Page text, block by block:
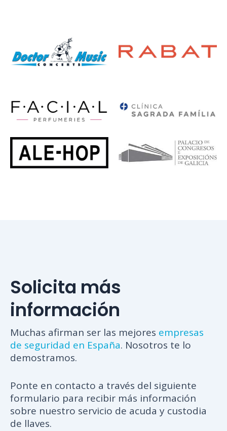
Solicita más
información
Muchas afirman ser las mejores empresas
de seguridad en España. Nosotros te lo
demostramos.
Ponte en contacto a través del siguiente
formulario para recibir más información
sobre nuestro servicio de acuda y custodia
de llaves.